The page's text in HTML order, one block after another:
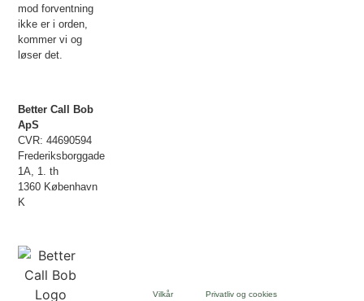
mod forventning
ikke er i orden,
kommer vi og
løser det.
Better Call Bob
ApS
CVR: 44690594
Frederiksborggade
1A, 1. th
1360 København
K
Vilkår Privatliv og cookies